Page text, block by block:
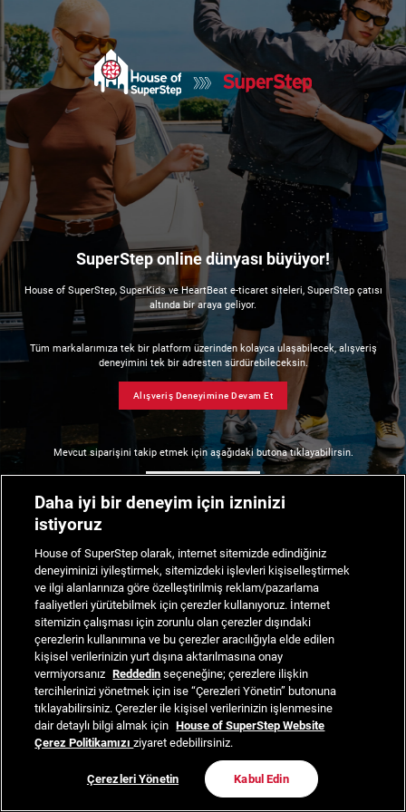
SuperStep online dünyası büyüyor!
House of SuperStep, SuperKids ve HeartBeat e-ticaret siteleri, SuperStep çatısı
altında bir araya geliyor.
Tüm markalarımıza tek bir platform üzerinden kolayca ulaşabilecek, alışveriş
deneyimini tek bir adresten sürdürebileceksin.
Alışveriş Deneyimine Devam Et
Mevcut siparişini takip etmek için aşağıdaki butona tıklayabilirsin.
Daha iyi bir deneyim için izninizi
istiyoruz
House of SuperStep olarak, internet sitemizde edindiğiniz
deneyiminizi iyileştirmek, sitemizdeki işlevleri kişiselleştirmek
ve ilgi alanlarınıza göre özelleştirilmiş reklam/pazarlama
faaliyetleri yürütebilmek için çerezler kullanıyoruz. İnternet
sitemizin çalışması için zorunlu olan çerezler dışındaki
çerezlerin kullanımına ve bu çerezler aracılığıyla elde edilen
kişisel verilerinizin yurt dışına aktarılmasına onay
vermiyorsanız Reddedin seçeneğine; çerezlere ilişkin
tercihlerinizi yönetmek için ise “Çerezleri Yönetin” butonuna
tıklayabilirsiniz. Çerezler ile kişisel verilerinizin işlenmesine
dair detaylı bilgi almak için House of SuperStep Website
Çerez Politikamızıziyaret edebilirsiniz.
Çerezleri Yönetin Kabul Edin